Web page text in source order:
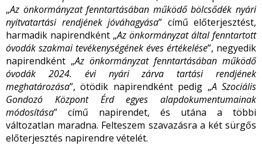
„Az önkormányzat fenntartásában működő bölcsődék nyári
nyitvatartási rendjének jóváhagyása” című előterjesztést,
harmadik napirendként „Az önkormányzat által fenntartott
óvodák szakmai tevékenységének éves értékelése”, negyedik
napirendként „Az önkormányzat fenntartásában működő
óvodák 2024. évi nyári zárva tartási rendjének
meghatározása”, ötödik napirendként pedig „A Szociális
Gondozó Központ Érd egyes alapdokumentumainak
módosítása” című napirendet, és utána a többi
változatlan maradna. Felteszem szavazásra a két sürgős
előterjesztés napirendre vételét.